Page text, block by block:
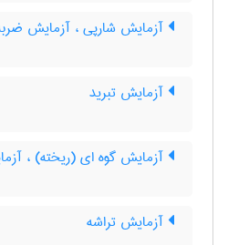
آزمایش شارپی ، آزمایش
آزمایش تبرید
آزمایش گوه ای (ریخته) ،
آزمایش تراشه